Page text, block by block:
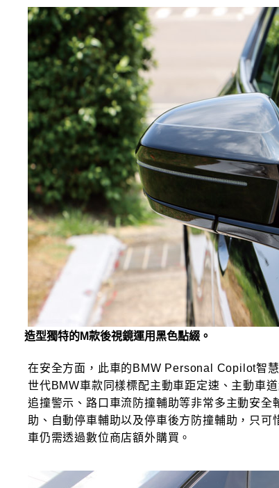
造型獨特的M款後視鏡運用黑色點綴。
在安全方面，此車的BMW Personal Copilot智
世代BMW車款同樣標配主動車距定速、主動車
追撞警示、路口車流防撞輔助等非常多主動安全
助、自動停車輔助以及停車後方防撞輔助，只可
車仍需透過數位商店額外購買。